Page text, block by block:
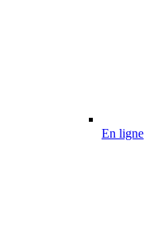
En ligne